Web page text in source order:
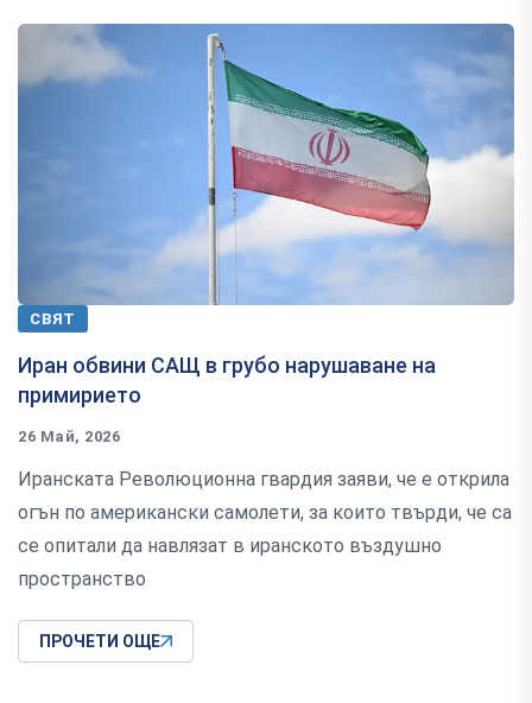
СВЯТ
Иран обвини САЩ в грубо нарушаване на
примирието
26 Май, 2026
Иранската Революционна гвардия заяви, че е открила
огън по американски самолети, за които твърди, че са
се опитали да навлязат в иранското въздушно
пространство
ПРОЧЕТИ ОЩЕ